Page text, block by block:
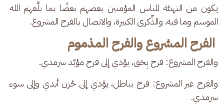
يكون من التهنئة للناس المؤمنين بعضهم بعضًا بما بلَّغهم الله
الموسم وما فيه، والذِّكرى الكبيرة، والاتصال بالفرح المشروع.
الفرح المشروع والفرح المذموم
والفرح المشروع: فرح بِحَق، يؤدي إلى فرح مؤبّد سرمدي.
والفرح غير المشروع: فرح بباطل، يؤدي إلى حُزن أبدي وإلى سوء
سرمدي.